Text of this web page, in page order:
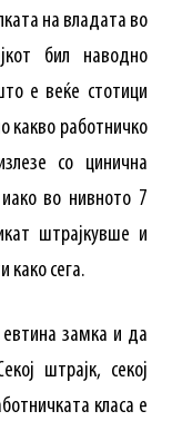
на владата во
бил наводно
е веќе стотици
какво работничко
со цинична
во нивното 7
штрајкувше и
како сега.
замка и да
штрајк, секој
класа е